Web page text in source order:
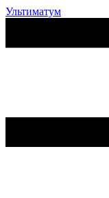
Ультиматум